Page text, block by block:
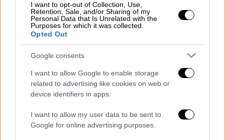
I want to opt-out of Collection, Use,
Retention, Sale, and/or Sharing of my
Personal Data that Is Unrelated with the
Purposes for which it was collected.
Opted Out
Google consents
I want to allow Google to enable storage
related to advertising like cookies on web or
device identifiers in apps.
I want to allow my user data to be sent to
Google for online advertising purposes.
αστυνομικών, προσπάθησε να διαφύγει
αναπτύσσοντας ταχύτητα και κινούμενος
προς το μέρος τους, με αποτέλεσμα να
αποπειραθεί να τους τραυματίσει. Λίγο
αργότερα, σε υπόγειο χώρο δίπλα στην
κατοικία του, βρέθηκαν τρία πιστόλια –δύο
από τα οποία με αλλοιωμένους σειριακούς
αριθμούς–, μία καραμπίνα με κομμένη κάννη,
σκελετός περιστρόφου, γεμιστήρες και
φυσίγγια.